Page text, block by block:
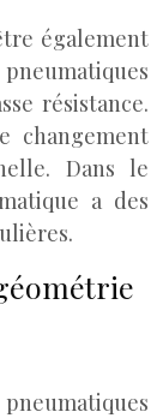
également
résistance.
changement
Dans le
a des